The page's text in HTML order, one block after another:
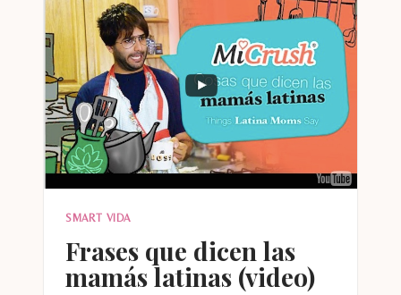
SMART VIDA
Frases que dicen las
mamás latinas (video)